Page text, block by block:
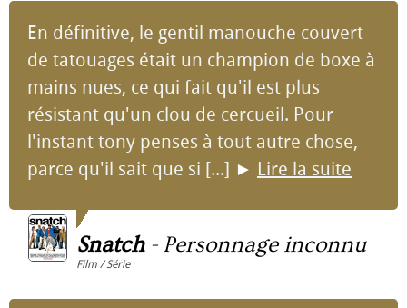
En définitive, le gentil manouche couvert
de tatouages était un champion de boxe à
mains nues, ce qui fait qu'il est plus
résistant qu'un clou de cercueil. Pour
l'instant tony penses à tout autre chose,
parce qu'il sait que si [...] ► Lire la suite
Snatch- Personnage inconnu
Film / Série